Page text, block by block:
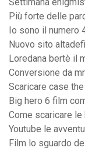
Settimana
Più forte delle
Io sono il numero
Nuovo sito
Loredana bertè il
Conversione da
Scaricare case
Big hero 6 film
Come scaricare
Youtube le
Film lo sguardo